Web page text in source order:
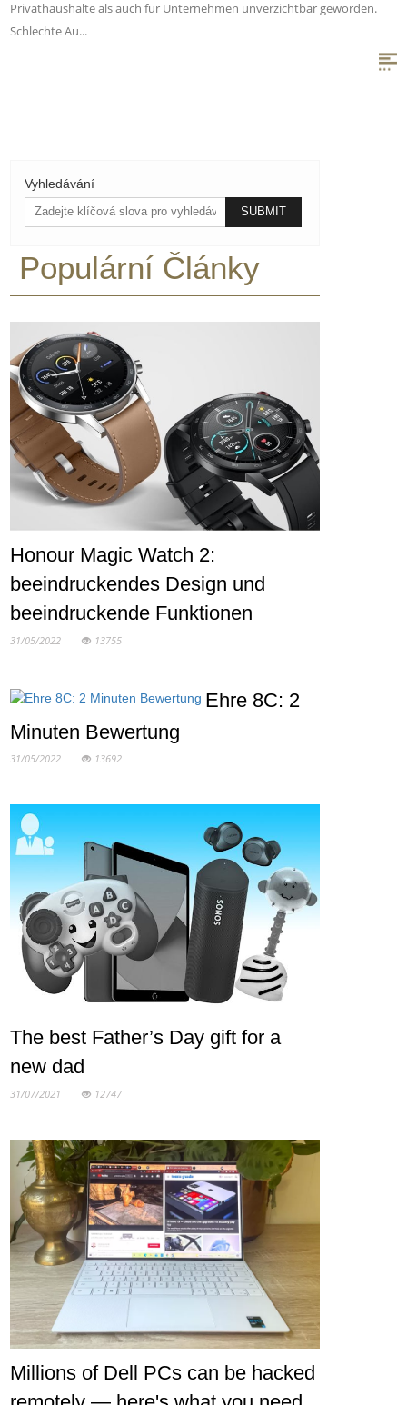
Privathaushalte als auch für Unternehmen unverzichtbar geworden.
Schlechte Au...
Vyhledávání
Populární Články
Honour Magic Watch 2:
beeindruckendes Design und
beeindruckende Funktionen
31/05/2022 13755
Ehre 8C: 2
Minuten Bewertung
31/05/2022 13692
The best Father’s Day gift for a
new dad
31/07/2021 12747
Millions of Dell PCs can be hacked